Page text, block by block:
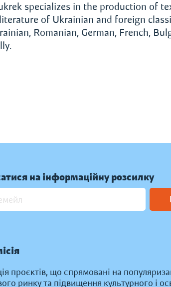
specializes in the production of
of Ukrainian and foreign
Romanian, German, French,
на інформаційну розсилку
проєктів, що спрямовані на
ринку та підвищення культурного і